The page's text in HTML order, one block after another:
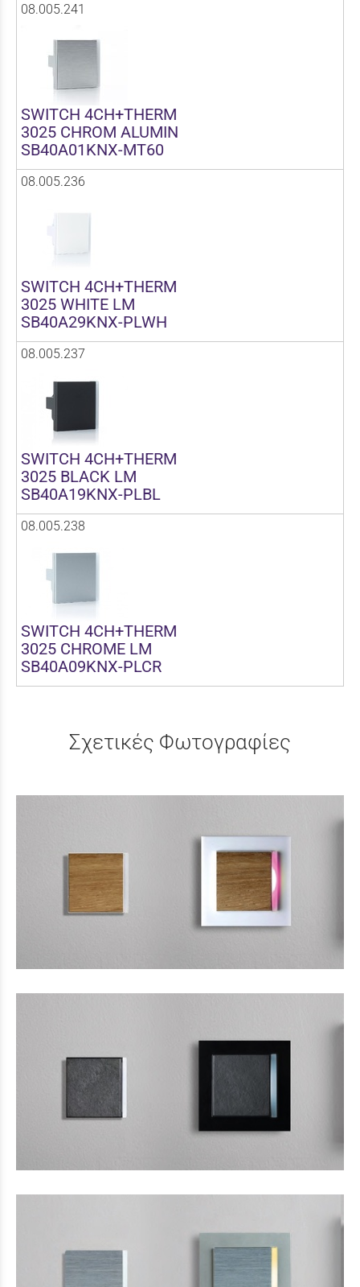
08.005.241
SWITCH 4CH+THERM
3025 CHROM ALUMIN
SB40A01KNX-MT60
08.005.236
SWITCH 4CH+THERM
3025 WHITE LM
SB40A29KNX-PLWH
08.005.237
SWITCH 4CH+THERM
3025 BLACK LM
SB40A19KNX-PLBL
08.005.238
SWITCH 4CH+THERM
3025 CHROME LM
SB40A09KNX-PLCR
Σχετικές Φωτογραφίες